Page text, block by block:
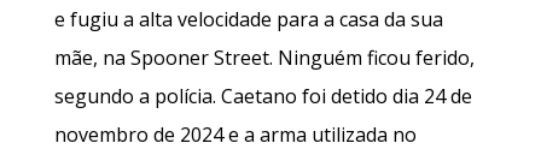
e fugiu a alta velocidade para a casa da sua
mãe, na Spooner Street. Ninguém ficou ferido,
segundo a polícia. Caetano foi detido dia 24 de
novembro de 2024 e a arma utilizada no